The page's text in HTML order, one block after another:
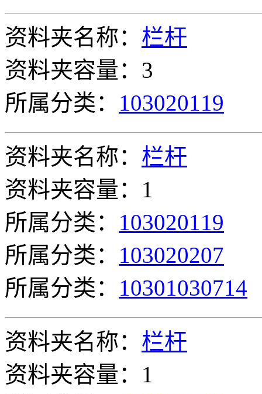
资料夹名称： 栏杆
资料夹容量：3
所属分类： 103020119
资料夹名称： 栏杆
资料夹容量：1
所属分类： 103020119
所属分类： 103020207
所属分类： 10301030714
资料夹名称： 栏杆
资料夹容量：1